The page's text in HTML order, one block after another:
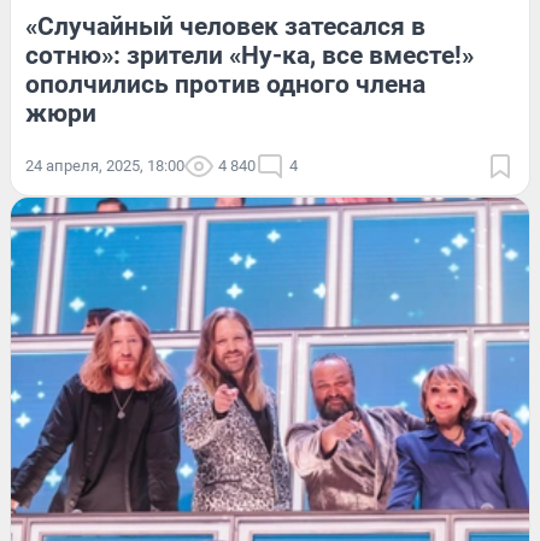
«Случайный человек затесался в
сотню»: зрители «Ну-ка, все вместе!»
ополчились против одного члена
жюри
24 апреля, 2025, 18:00 4 840 4